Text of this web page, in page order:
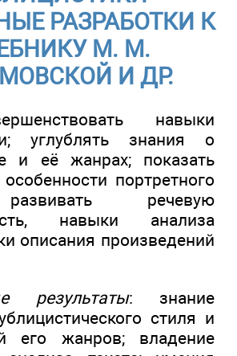
РАЗРАБОТКИ К
М. М.
И ДР.
навыки
углублять знания о
и её жанрах; показать
портретного
речевую
навыки анализа
описания произведений
результаты: знание
стиля и
его жанров; владение